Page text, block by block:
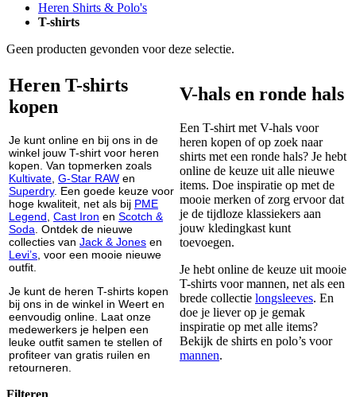
Heren Shirts & Polo's
T-shirts
Geen producten gevonden voor deze selectie.
Heren T-shirts
kopen
Je kunt online en bij ons in de
winkel jouw T-shirt voor heren
kopen. Van topmerken zoals
Kultivate G-Star RAW en
Superdry. Een goede keuze voor
hoge kwaliteit, net als bij PME
Legend Cast Iron en Scotch &
Soda . Ontdek de nieuwe
collecties van Jack & Jones en
Levi’s , voor een mooie nieuwe
outfit.
Je kunt de heren T-shirts kopen
bij ons in de winkel in Weert en
eenvoudig online. Laat onze
medewerkers je helpen een
leuke outfit samen te stellen of
profiteer van gratis ruilen en
retourneren.
V-hals en ronde hals
Een T-shirt met V-hals voor
heren kopen of op zoek naar
shirts met een ronde hals? Je hebt
online de keuze uit alle nieuwe
items. Doe inspiratie op met de
mooie merken of zorg ervoor dat
je de tijdloze klassiekers aan
jouw kledingkast kunt
toevoegen.
Je hebt online de keuze uit mooie
T-shirts voor mannen, net als een
brede collectie longsleeves. En
doe je liever op je gemak
inspiratie op met alle items?
Bekijk de shirts en polo’s voor
mannen.
Filteren